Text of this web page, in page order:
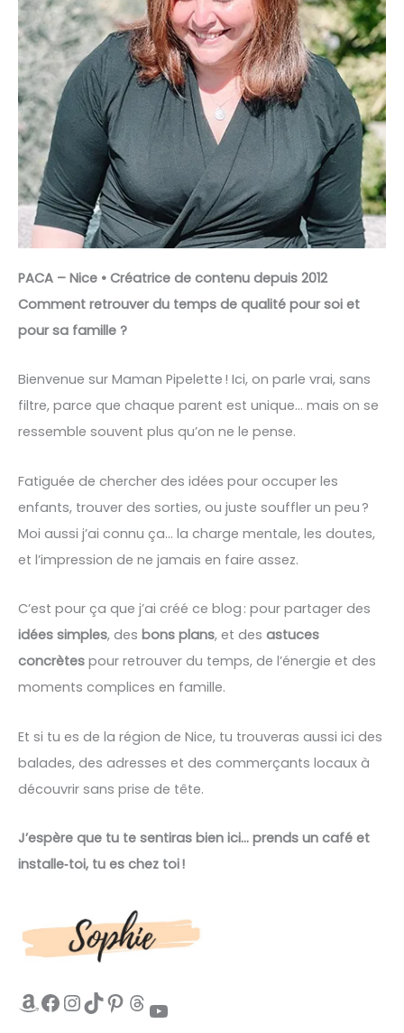
PACA – Nice • Créatrice de contenu depuis 2012
Comment retrouver du temps de qualité pour soi et
pour sa famille ?
Bienvenue sur Maman Pipelette ! Ici, on parle vrai, sans
filtre, parce que chaque parent est unique… mais on se
ressemble souvent plus qu’on ne le pense.
Fatiguée de chercher des idées pour occuper les
enfants, trouver des sorties, ou juste souffler un peu ?
Moi aussi j’ai connu ça… la charge mentale, les doutes,
et l’impression de ne jamais en faire assez.
C’est pour ça que j’ai créé ce blog : pour partager des
idées simples, des bons plans, et des astuces
concrètes pour retrouver du temps, de l’énergie et des
moments complices en famille.
Et si tu es de la région de Nice, tu trouveras aussi ici des
balades, des adresses et des commerçants locaux à
découvrir sans prise de tête.
J’espère que tu te sentiras bien ici… prends un café et
installe‑toi, tu es chez toi !
Amazon Facebook InstagramTikTok Pinterest Threads YouTube